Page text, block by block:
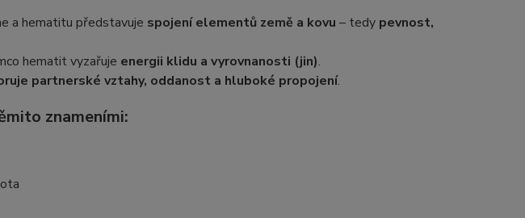
a hematitu představuje spojení elementů země a kovu – tedy pevnost,
hematit vyzařuje energii klidu a vyrovnanosti (jin).
partnerské vztahy, oddanost a hluboké propojení.
znameními: